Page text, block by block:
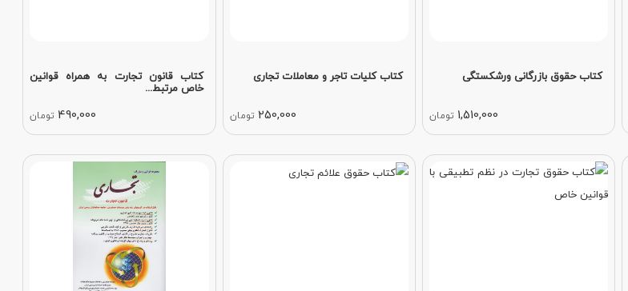
کتاب حقوق بازرگانی ورشکستگی
1,510,000 تومان
کتاب کلیات تاجر و معاملات تجاری
250,000 تومان
کتاب قانون تجارت به همراه قوانین
خاص مرتبط...
490,000 تومان